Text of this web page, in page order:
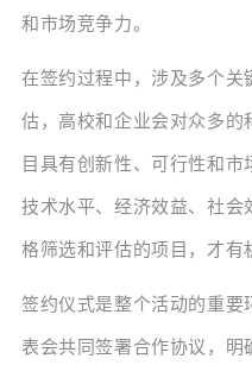
和市场竞争力。
在签约过程中，涉及多个
估，高校和企业会对众多
目具有创新性、可行性和
技术水平、经济效益、社
格筛选和评估的项目，才有
签约仪式是整个活动的重
表会共同签署合作协议，